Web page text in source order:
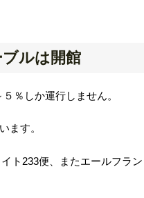
ルは開館
％しか運行しません。
ます。
ト233便、またエールフラン